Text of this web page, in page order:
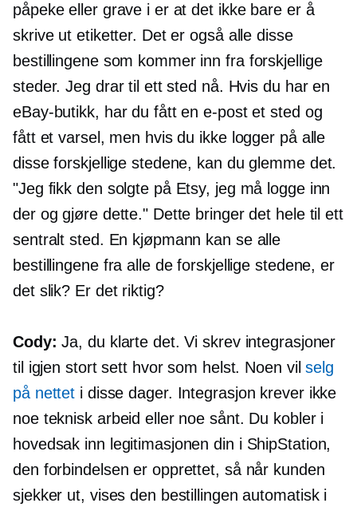
påpeke eller grave i er at det ikke bare er å
skrive ut etiketter. Det er også alle disse
bestillingene som kommer inn fra forskjellige
steder. Jeg drar til ett sted nå. Hvis du har en
eBay-butikk, har du fått en e-post et sted og
fått et varsel, men hvis du ikke logger på alle
disse forskjellige stedene, kan du glemme det.
"Jeg fikk den solgte på Etsy, jeg må logge inn
der og gjøre dette." Dette bringer det hele til ett
sentralt sted. En kjøpmann kan se alle
bestillingene fra alle de forskjellige stedene, er
det slik? Er det riktig?
Cody: Ja, du klarte det. Vi skrev integrasjoner
til igjen stort sett hvor som helst. Noen vilselg
på nettet i disse dager. Integrasjon krever ikke
noe teknisk arbeid eller noe sånt. Du kobler i
hovedsak inn legitimasjonen din i ShipStation,
den forbindelsen er opprettet, så når kunden
sjekker ut, vises den bestillingen automatisk i